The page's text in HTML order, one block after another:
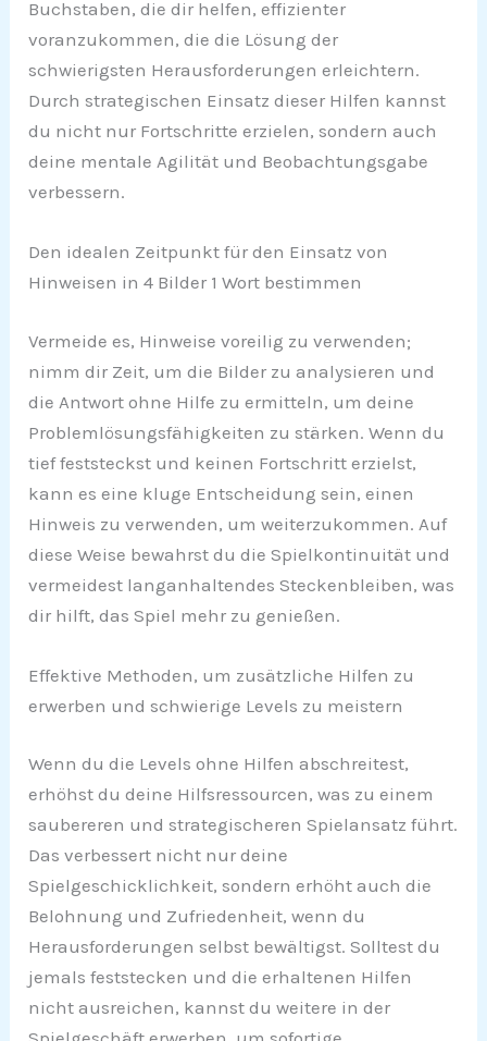
Buchstaben, die dir helfen, effizienter
voranzukommen, die die Lösung der
schwierigsten Herausforderungen erleichtern.
Durch strategischen Einsatz dieser Hilfen kannst
du nicht nur Fortschritte erzielen, sondern auch
deine mentale Agilität und Beobachtungsgabe
verbessern.
Den idealen Zeitpunkt für den Einsatz von
Hinweisen in 4 Bilder 1 Wort bestimmen
Vermeide es, Hinweise voreilig zu verwenden;
nimm dir Zeit, um die Bilder zu analysieren und
die Antwort ohne Hilfe zu ermitteln, um deine
Problemlösungsfähigkeiten zu stärken. Wenn du
tief feststeckst und keinen Fortschritt erzielst,
kann es eine kluge Entscheidung sein, einen
Hinweis zu verwenden, um weiterzukommen. Auf
diese Weise bewahrst du die Spielkontinuität und
vermeidest langanhaltendes Steckenbleiben, was
dir hilft, das Spiel mehr zu genießen.
Effektive Methoden, um zusätzliche Hilfen zu
erwerben und schwierige Levels zu meistern
Wenn du die Levels ohne Hilfen abschreitest,
erhöhst du deine Hilfsressourcen, was zu einem
saubereren und strategischeren Spielansatz führt.
Das verbessert nicht nur deine
Spielgeschicklichkeit, sondern erhöht auch die
Belohnung und Zufriedenheit, wenn du
Herausforderungen selbst bewältigst. Solltest du
jemals feststecken und die erhaltenen Hilfen
nicht ausreichen, kannst du weitere in der